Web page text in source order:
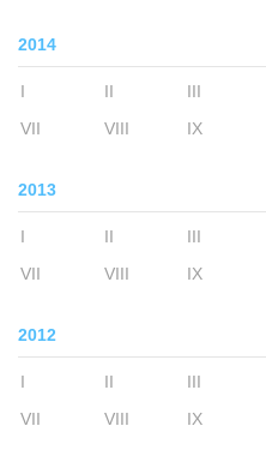
2014
I II III
VII
VIII IX
2013
I II III
VII
VIII IX
2012
I II III
VII
VIII IX